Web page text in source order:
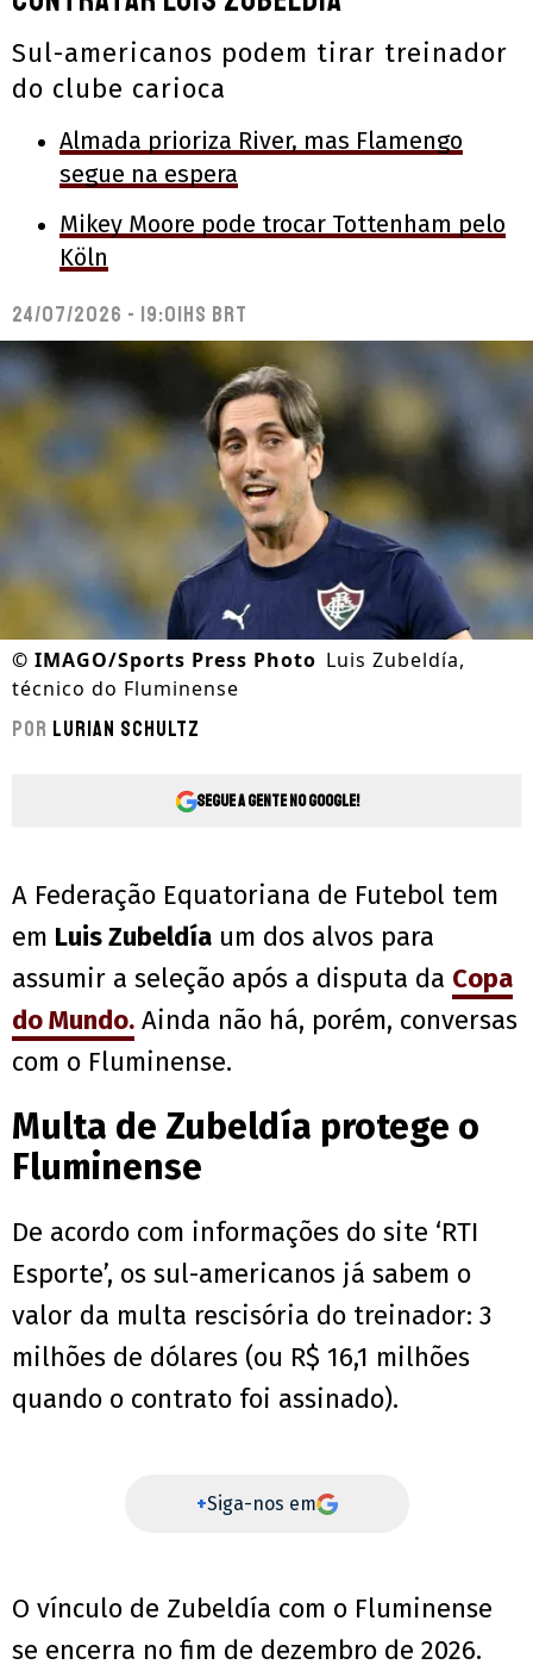
Sul-americanos podem tirar treinador
do clube carioca
Almada prioriza River, mas Flamengo
segue na espera
Mikey Moore pode trocar Tottenham pelo
Köln
24/07/2026 - 19:01hs BRT
© IMAGO/Sports Press Photo Luis Zubeldía,
técnico do Fluminense
Por Lurian Schultz
Segue a gente no Google!
A Federação Equatoriana de Futebol tem
em Luis Zubeldía um dos alvos para
assumir a seleção após a disputa da Copa
do Mundo. Ainda não há, porém, conversas
com o Fluminense.
Multa de Zubeldía protege o
Fluminense
De acordo com informações do site ‘RTI
Esporte’, os sul-americanos já sabem o
valor da multa rescisória do treinador: 3
milhões de dólares (ou R$ 16,1 milhões
quando o contrato foi assinado).
+Siga-nos em
O vínculo de Zubeldía com o Fluminense
se encerra no fim de dezembro de 2026.